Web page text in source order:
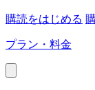
購読をはじめる
プラン・料金